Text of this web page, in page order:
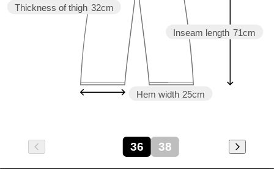
Inseam length 71cm
Hem width 25cm
Thickness of thigh 32cm
36 38